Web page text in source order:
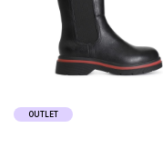
OUTLET